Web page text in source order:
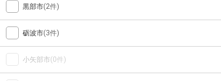
黒部市(2件)
砺波市(3件)
小矢部市(0件)